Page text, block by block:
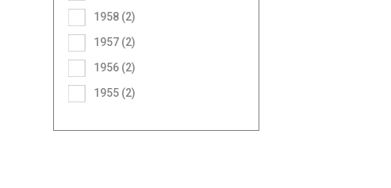
1955 (2)
1956 (2)
1957 (2)
1958 (2)